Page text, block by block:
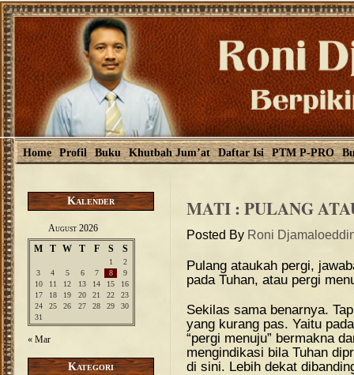
Home Profil Buku Khutbah Jum’at Daftar Isi PTM P-PRO
Kalender
August 2026
M
T W T F S S
1
2
3
4 5 6 7 8
9
10
11 12 13 14 15
16
17
18 19 20 21 22
23
24
25 26 27 28 29
30
31
« Mar
Kategori
MATI : PULANG
Posted By Roni
Pulang ataukah pergi,
pada Tuhan, atau pergi
Sekilas sama benarnya.
yang kurang pas. Yaitu
“pergi menuju” bermakna
mengindikasi bila Tuhan
di sini. Lebih dekat